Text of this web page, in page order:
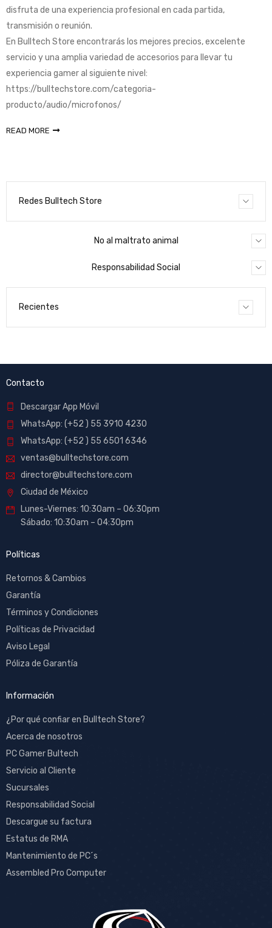
disfruta de una experiencia profesional en cada partida,
transmisión o reunión.
En Bulltech Store encontrarás los mejores precios, excelente
servicio y una amplia variedad de accesorios para llevar tu
experiencia gamer al siguiente nivel:
https://bulltechstore.com/categoria-
producto/audio/microfonos/
READ MORE
Redes Bulltech Store
No al maltrato animal
Responsabilidad Social
Recientes
Contacto
Descargar App Móvil
WhatsApp: (+52 ) 55 3910 4230
WhatsApp: (+52 ) 55 6501 6346
ventas@bulltechstore.com
director@bulltechstore.com
Ciudad de México
Lunes-Viernes: 10:30am – 06:30pm
Sábado: 10:30am – 04:30pm
Políticas
Retornos & Cambios
Garantía
Términos y Condiciones
Políticas de Privacidad
Aviso Legal
Póliza de Garantía
Información
¿Por qué confiar en Bulltech Store?
Acerca de nosotros
PC Gamer Bultech
Servicio al Cliente
Sucursales
Responsabilidad Social
Descargue su factura
Estatus de RMA
Mantenimiento de PC´s
Assembled Pro Computer